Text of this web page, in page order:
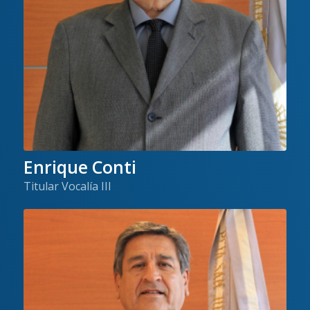
Enrique Conti
Titular Vocalía III